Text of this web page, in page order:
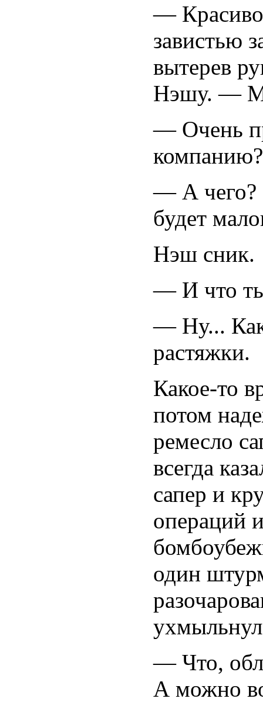
— Красиво
завистью
вытерев
Нэшу. —
— Очень
компанию?
— А чего?
будет
Нэш сник.
— И что
— Ну... Как
растяжки.
Какое-то
потом
ремесло
всегда
сапер и
операций
один
— Что,
А можно